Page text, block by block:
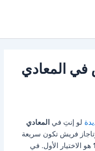
في المعادي
لو إنتِ في المعادي
فريش تكون سريعة
هو الاختيار الأول. في